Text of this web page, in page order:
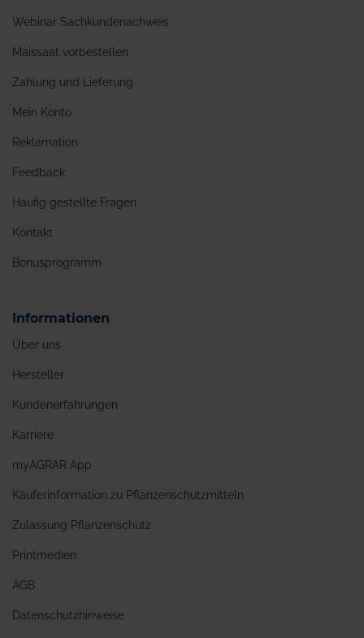
Webinar Sachkundenachweis
Maissaat vorbestellen
Zahlung und Lieferung
Mein Konto
Reklamation
Feedback
Häufig gestellte Fragen
Kontakt
Bonusprogramm
Informationen
Über uns
Hersteller
Kundenerfahrungen
Karriere
myAGRAR App
Käuferinformation zu Pflanzenschutzmitteln
Zulassung Pflanzenschutz
Printmedien
AGB
Datenschutzhinweise